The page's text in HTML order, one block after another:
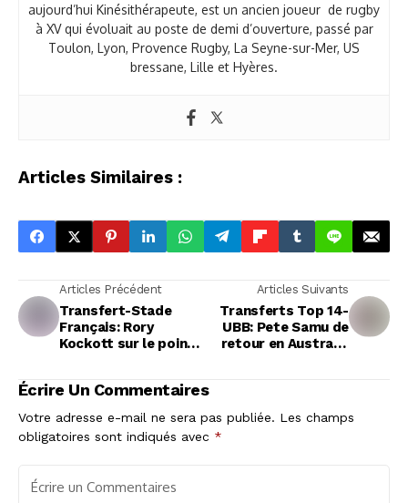
aujourd’hui Kinésithérapeute, est un ancien joueur de rugby
à XV qui évoluait au poste de demi d’ouverture, passé par
Toulon, Lyon, Provence Rugby, La Seyne-sur-Mer, US
bressane, Lille et Hyères.
Articles Similaires :
Articles Précédent
Transfert-Stade
Français: Rory
Kockott sur le point
Articles Suivants
Transferts Top 14-
UBB: Pete Samu de
retour en Australie
Écrire Un Commentaires
Votre adresse e-mail ne sera pas publiée. Les champs
obligatoires sont indiqués avec *